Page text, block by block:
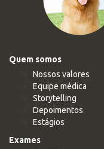
Quem somos
Nossos valores
Equipe médica
Storytelling
Depoimentos
Estágios
Exames